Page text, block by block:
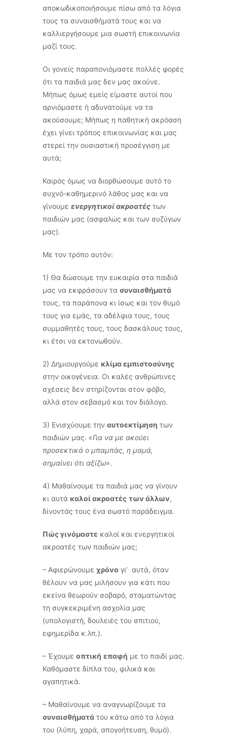
αποκωδικοποιήσουμε πίσω από τα λόγια
τους τα συναισθήματά τους και να
καλλιεργήσουμε μια σωστή επικοινωνία
μαζί τους.
Οι γονείς παραπονιόμαστε πολλές φορές
ότι τα παιδιά μας δεν μας ακούνε.
Μήπως όμως εμείς είμαστε αυτοί που
αρνιόμαστε ή αδυνατούμε να τα
ακούσουμε; Μήπως η παθητική ακρόαση
έχει γίνει τρόπος επικοινωνίας και μας
στερεί την ουσιαστική προσέγγιση με
αυτά;
Καιρός όμως να διορθώσουμε αυτό το
συχνό-καθημερινό λάθος μας και να
γίνουμε ενεργητικοί ακροατές των
παιδιών μας (ασφαλώς και των συζύγων
μας).
Με τον τρόπο αυτόν:
1) Θα δώσουμε την ευκαιρία στα παιδιά
μας να εκφράσουν τα συναισθήματά
τους, τα παράπονα κι ίσως και τον θυμό
τους για εμάς, τα αδέλφια τους, τους
συμμαθητές τους, τους δασκάλους τους,
κι έτσι να εκτονωθούν.
2) Δημιουργούμε κλίμα εμπιστοσύνης
στην οικογένεια. Οι καλές ανθρώπινες
σχέσεις δεν στηρίζονται στον φόβο,
αλλά στον σεβασμό και τον διάλογο.
3) Ενισχύουμε την αυτοεκτίμηση των
παιδιών μας. «Για να με ακούει
προσεκτικά ο μπαμπάς, η μαμά,
σημαίνει ότι αξίζω».
4) Μαθαίνουμε τα παιδιά μας να γίνουν
κι αυτά καλοί ακροατές των άλλων,
δίνοντάς τους ένα σωστό παράδειγμα.
Πώς γινόμαστε καλοί και ενεργητικοί
ακροατές των παιδιών μας;
– Αφιερώνουμε χρόνο γι’ αυτά, όταν
θέλουν να μας μιλήσουν για κάτι που
εκείνα θεωρούν σοβαρό, σταματώντας
τη συγκεκριμένη ασχολία μας
(υπολογιστή, δουλειές του σπιτιού,
εφημερίδα κ.λπ.).
– Έχουμε οπτική επαφή με το παιδί μας.
Καθόμαστε δίπλα του, φιλικά και
αγαπητικά.
– Μαθαίνουμε να αναγνωρίζουμε τα
συναισθήματά του κάτω από τα λόγια
του (λύπη, χαρά, απογοήτευση, θυμό).